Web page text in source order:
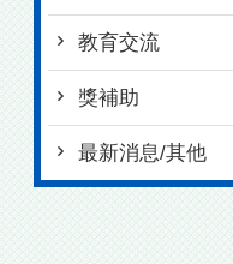
教育交流
獎補助
最新消息/其他